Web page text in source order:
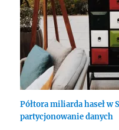
Półtora miliarda haseł w
partycjonowanie danych